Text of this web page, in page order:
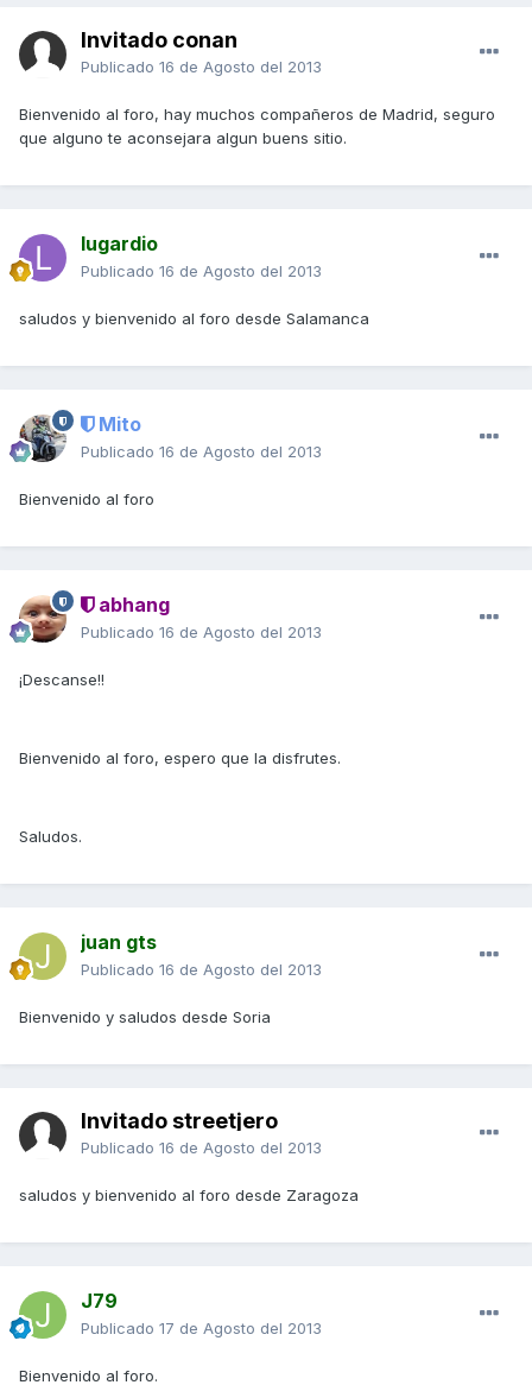
Invitado conan
Publicado 16 de Agosto del 2013
Bienvenido al foro, hay muchos compañeros de Madrid, seguro
que alguno te aconsejara algun buens sitio.
lugardio
Publicado 16 de Agosto del 2013
saludos y bienvenido al foro desde Salamanca
Mito
Publicado 16 de Agosto del 2013
Bienvenido al foro
abhang
Publicado 16 de Agosto del 2013
¡Descanse!!
Bienvenido al foro, espero que la disfrutes.
Saludos.
juan gts
Publicado 16 de Agosto del 2013
Bienvenido y saludos desde Soria
Invitado streetjero
Publicado 16 de Agosto del 2013
saludos y bienvenido al foro desde Zaragoza
J79
Publicado 17 de Agosto del 2013
Bienvenido al foro.